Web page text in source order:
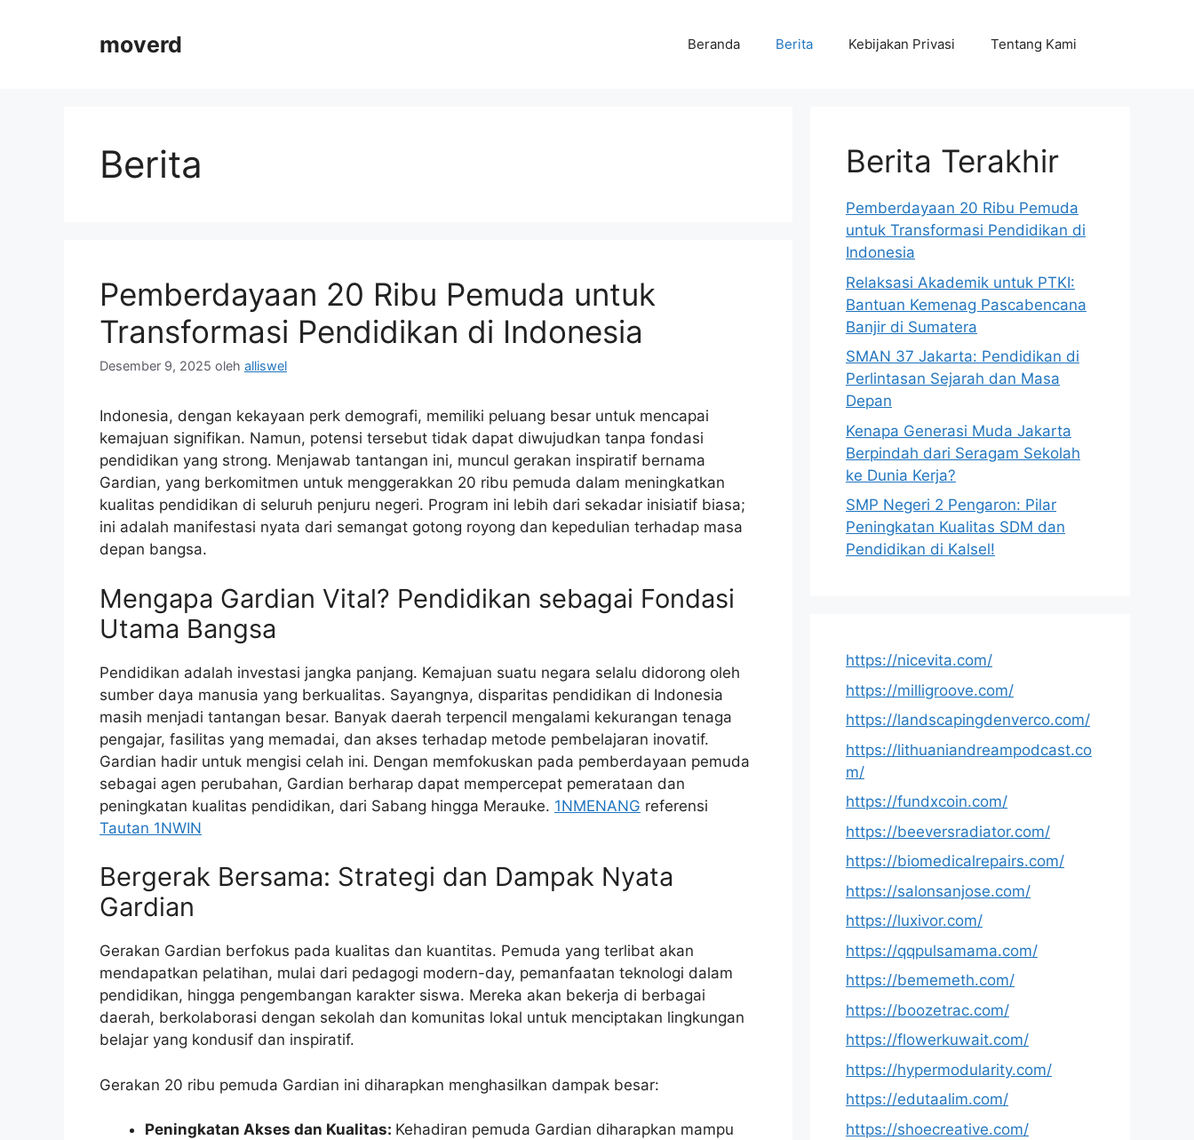
moverd Beranda Berita Kebijakan Privasi Tentang Kami
Berita
Pemberdayaan 20 Ribu Pemuda untuk
Transformasi Pendidikan di Indonesia
Desember 9, 2025 oleh alliswel
Indonesia, dengan kekayaan perk demografi, memiliki peluang besar untuk mencapai
kemajuan signifikan. Namun, potensi tersebut tidak dapat diwujudkan tanpa fondasi
pendidikan yang strong. Menjawab tantangan ini, muncul gerakan inspiratif bernama
Gardian, yang berkomitmen untuk menggerakkan 20 ribu pemuda dalam meningkatkan
kualitas pendidikan di seluruh penjuru negeri. Program ini lebih dari sekadar inisiatif biasa;
ini adalah manifestasi nyata dari semangat gotong royong dan kepedulian terhadap masa
depan bangsa.
Mengapa Gardian Vital? Pendidikan sebagai Fondasi
Utama Bangsa
Pendidikan adalah investasi jangka panjang. Kemajuan suatu negara selalu didorong oleh
sumber daya manusia yang berkualitas. Sayangnya, disparitas pendidikan di Indonesia
masih menjadi tantangan besar. Banyak daerah terpencil mengalami kekurangan tenaga
pengajar, fasilitas yang memadai, dan akses terhadap metode pembelajaran inovatif.
Gardian hadir untuk mengisi celah ini. Dengan memfokuskan pada pemberdayaan pemuda
sebagai agen perubahan, Gardian berharap dapat mempercepat pemerataan dan
peningkatan kualitas pendidikan, dari Sabang hingga Merauke. 1NMENANG referensi
Tautan 1NWIN
Bergerak Bersama: Strategi dan Dampak Nyata
Gardian
Gerakan Gardian berfokus pada kualitas dan kuantitas. Pemuda yang terlibat akan
mendapatkan pelatihan, mulai dari pedagogi modern-day, pemanfaatan teknologi dalam
pendidikan, hingga pengembangan karakter siswa. Mereka akan bekerja di berbagai
daerah, berkolaborasi dengan sekolah dan komunitas lokal untuk menciptakan lingkungan
belajar yang kondusif dan inspiratif.
Gerakan 20 ribu pemuda Gardian ini diharapkan menghasilkan dampak besar:
Peningkatan Akses dan Kualitas: Kehadiran pemuda Gardian diharapkan mampu
Berita Terakhir
Pemberdayaan 20 Ribu Pemuda
untuk Transformasi Pendidikan di
Indonesia
Relaksasi Akademik untuk PTKI:
Bantuan Kemenag Pascabencana
Banjir di Sumatera
SMAN 37 Jakarta: Pendidikan di
Perlintasan Sejarah dan Masa
Depan
Kenapa Generasi Muda Jakarta
Berpindah dari Seragam Sekolah
ke Dunia Kerja?
SMP Negeri 2 Pengaron: Pilar
Peningkatan Kualitas SDM dan
Pendidikan di Kalsel!
https://nicevita.com/
https://milligroove.com/
https://landscapingdenverco.com/
https://lithuaniandreampodcast.co
m/
https://fundxcoin.com/
https://beeversradiator.com/
https://biomedicalrepairs.com/
https://salonsanjose.com/
https://luxivor.com/
https://qqpulsamama.com/
https://bememeth.com/
https://boozetrac.com/
https://flowerkuwait.com/
https://hypermodularity.com/
https://edutaalim.com/
https://shoecreative.com/